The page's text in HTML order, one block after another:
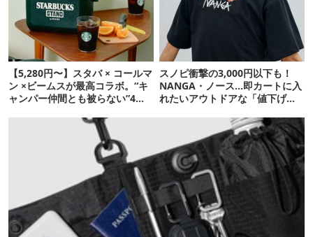
【5,280円〜】スタバ × コールマ
ン ×ビームスが最高コラボ。“キ
ャンパー仲間とも被らない”4ア
スノピ衝撃の3,000円以下も！
NANGA・ノース…即カートに入
れたいアウトドアな「値下げ夏